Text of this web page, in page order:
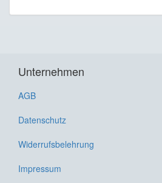
Unternehmen
AGB
Datenschutz
Widerrufsbelehrung
Impressum